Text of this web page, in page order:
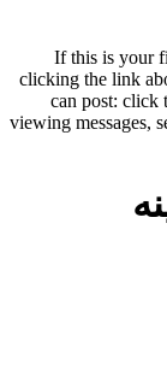
If this is your
clicking the link
can post: click
viewing messages,